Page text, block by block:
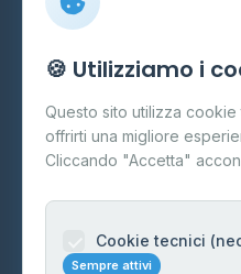
Info
Cos'è il GPL
FAQ
Contatti
Informazioni legali
🍪 Utilizziamo i
Questo sito utilizza
offrirti una migliore
Cliccando "Accetta"
Cookie tecnici
Sempre attivi